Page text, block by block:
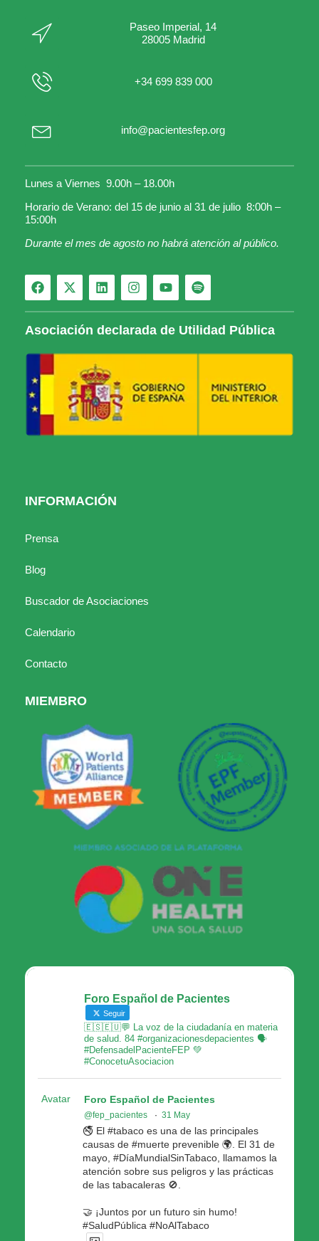
Paseo Imperial, 14
28005 Madrid
+34 699 839 000
info@pacientesfep.org
Lunes a Viernes 9.00h – 18.00h
Horario de Verano: del 15 de junio al 31 de julio 8:00h –
15:00h
Durante el mes de agosto no habrá atención al público.
Asociación declarada de Utilidad Pública
INFORMACIÓN
Prensa
Blog
Buscador de Asociaciones
Calendario
Contacto
MIEMBRO
Foro Español de Pacientes
Seguir
🇪🇸🇪🇺💬 La voz de la ciudadanía en materia
de salud. 84 #organizacionesdepacientes 🗣
#DefensadelPacienteFEP 💚
#ConocetuAsociacion
Avatar Foro Español de Pacientes
@fep_pacientes · 31 May
🚭 El #tabaco es una de las principales
causas de #muerte prevenible 🌍. El 31 de
mayo, #DíaMundialSinTabaco, llamamos la
atención sobre sus peligros y las prácticas
de las tabacaleras 🚫.
🤝 ¡Juntos por un futuro sin humo!
#SaludPública #NoAlTabaco